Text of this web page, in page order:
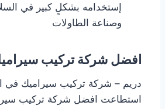
إستخدامه بشكلٍ كبير في
وصناعة الطاولات
افضل شركة تركيب
دريم – شركة تركيب سيراميك في
استطاعت افضل شركة تركيب